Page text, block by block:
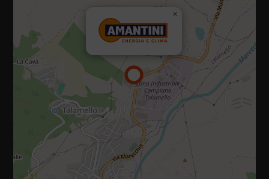
×
0541 920035
E-mail: info@amantiniclima.it
P.IVA 01073470419
Privacy policy
Cookie policy
Diritti riservati 2025 - 2026
Sito realizzato da IDlab